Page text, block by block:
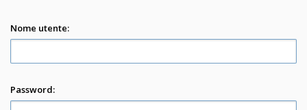
Nome utente:
Password: